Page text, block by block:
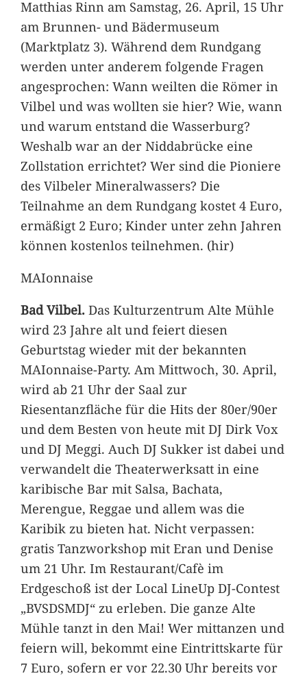
Matthias Rinn am Samstag, 26. April, 15 Uhr
am Brunnen- und Bädermuseum
(Marktplatz 3). Während dem Rundgang
werden unter anderem folgende Fragen
angesprochen: Wann weilten die Römer in
Vilbel und was wollten sie hier? Wie, wann
und warum entstand die Wasserburg?
Weshalb war an der Niddabrücke eine
Zollstation errichtet? Wer sind die Pioniere
des Vilbeler Mineralwassers? Die
Teilnahme an dem Rundgang kostet 4 Euro,
ermäßigt 2 Euro; Kinder unter zehn Jahren
können kostenlos teilnehmen. (hir)
MAIonnaise
Bad Vilbel.Das Kulturzentrum Alte Mühle
wird 23 Jahre alt und feiert diesen
Geburtstag wieder mit der bekannten
MAIonnaise-Party. Am Mittwoch, 30. April,
wird ab 21 Uhr der Saal zur
Riesentanzfläche für die Hits der 80er/90er
und dem Besten von heute mit DJ Dirk Vox
und DJ Meggi. Auch DJ Sukker ist dabei und
verwandelt die Theaterwerksatt in eine
karibische Bar mit Salsa, Bachata,
Merengue, Reggae und allem was die
Karibik zu bieten hat. Nicht verpassen:
gratis Tanzworkshop mit Eran und Denise
um 21 Uhr. Im Restaurant/Cafè im
Erdgeschoß ist der Local LineUp DJ-Contest
„BVSDSMDJ“ zu erleben. Die ganze Alte
Mühle tanzt in den Mai! Wer mittanzen und
feiern will, bekommt eine Eintrittskarte für
7 Euro, sofern er vor 22.30 Uhr bereits vor